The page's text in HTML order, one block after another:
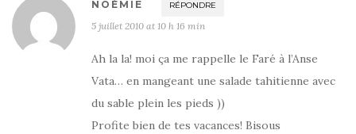
NOÉMIE RÉPONDRE
5 juillet 2010 at 10 h 16 min
Ah la la! moi ça me rappelle le Faré à l’Anse
Vata… en mangeant une salade tahitienne avec
du sable plein les pieds ))
Profite bien de tes vacances! Bisous